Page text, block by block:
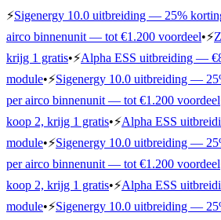
⚡Sigenergy 10.0 uitbreiding — 25%
airco binnenunit — tot €1.200 voordeel•⚡
krijg 1 gratis•⚡Alpha ESS uitbreiding —
module•⚡Sigenergy 10.0 uitbreiding —
per airco binnenunit — tot €1.200 voordeel
koop 2, krijg 1 gratis•⚡Alpha ESS
module•⚡Sigenergy 10.0 uitbreiding —
per airco binnenunit — tot €1.200 voordeel
koop 2, krijg 1 gratis•⚡Alpha ESS
module•⚡Sigenergy 10.0 uitbreiding —